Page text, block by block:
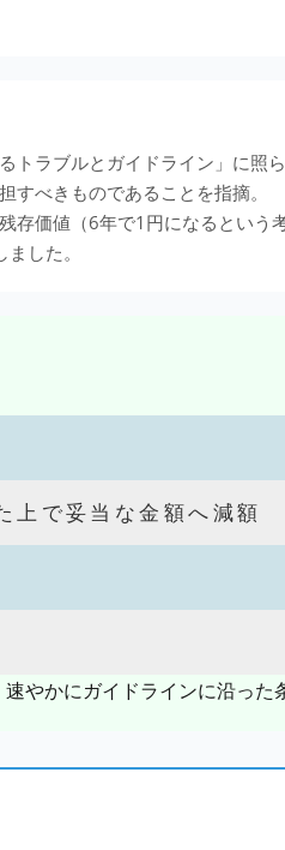
ラブルとガイドライン」に照
べきものであることを指摘。
価値（6年で1円になるという
した。
上で妥当な金額へ減額
やかにガイドラインに沿った